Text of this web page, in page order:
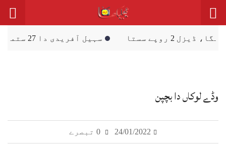
سہیل آفریدی دا 27 ستمبر نوں اسلام آباد احتجاجی مارچ دا اعلان
وڈے لوکاں دا بچپن
24/01/2022